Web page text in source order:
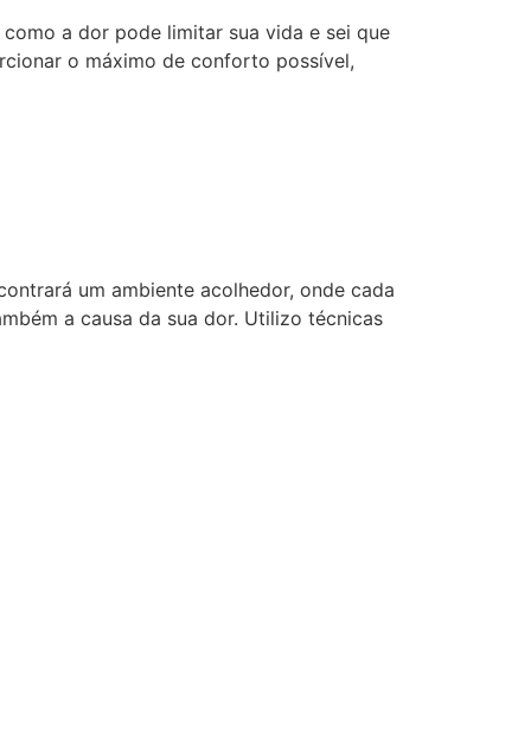
como a dor pode limitar sua vida e sei que
o máximo de conforto possível,
um ambiente acolhedor, onde cada
a causa da sua dor. Utilizo técnicas